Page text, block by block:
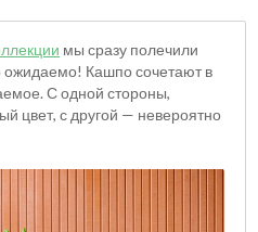
мы сразу полечили
ожидаемо! Кашпо сочетают в
С одной стороны,
цвет, с другой — невероятно